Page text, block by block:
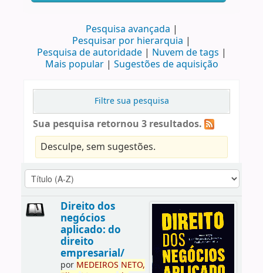
Pesquisa avançada
Pesquisar por hierarquia
Pesquisa de autoridade
Nuvem de tags
Mais popular
Sugestões de aquisição
Filtre sua pesquisa
Sua pesquisa retornou 3 resultados.
Desculpe, sem sugestões.
Direito dos
negócios
aplicado: do
direito
empresarial/
por MEDEIROS NETO,